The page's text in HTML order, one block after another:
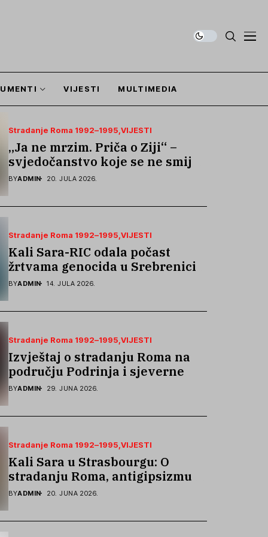
VIJESTI MULTIMEDIA
Stradanje Roma 1992–1995 VIJESTI
„Ja ne mrzim. Priča o Ziji“ –
svjedočanstvo koje se ne smije
zaboraviti
BYADMIN 20. JULA 2026.
Stradanje Roma 1992–1995 VIJESTI
Kali Sara-RIC odala počast
žrtvama genocida u Srebrenici i
podsjetila na stradanje Roma iz
BYADMIN 14. JULA 2026.
Stradanje Roma 1992–1995 VIJESTI
Izvještaj o stradanju Roma na
području Podrinja i sjeverne
Bosne 1992–1995. godine
BYADMIN 29. JUNA 2026.
Stradanje Roma 1992–1995 VIJESTI
Kali Sara u Strasbourgu: O
stradanju Roma, antigipsizmu i
borbi protiv govora mržnje
BYADMIN 20. JUNA 2026.